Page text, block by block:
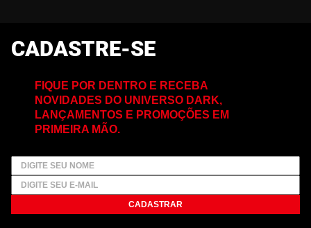
CADASTRE-SE
FIQUE POR DENTRO E RECEBA
NOVIDADES DO UNIVERSO DARK,
LANÇAMENTOS E PROMOÇÕES EM
PRIMEIRA MÃO.
CADASTRAR